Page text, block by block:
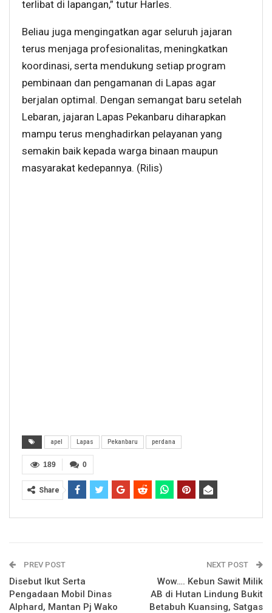
terlibat di lapangan,” tutur Harles.
Beliau juga mengingatkan agar seluruh jajaran
terus menjaga profesionalitas, meningkatkan
koordinasi, serta mendukung setiap program
pembinaan dan pengamanan di Lapas agar
berjalan optimal. Dengan semangat baru setelah
Lebaran, jajaran Lapas Pekanbaru diharapkan
mampu terus menghadirkan pelayanan yang
semakin baik kepada warga binaan maupun
masyarakat kedepannya. (Rilis)
apel Lapas Pekanbaru perdana
0
189
Share
PREV POST
Disebut Ikut Serta
Pengadaan Mobil Dinas
Alphard, Mantan Pj Wako
NEXT POST
Wow…. Kebun Sawit Milik
AB di Hutan Lindung Bukit
Betabuh Kuansing, Satgas